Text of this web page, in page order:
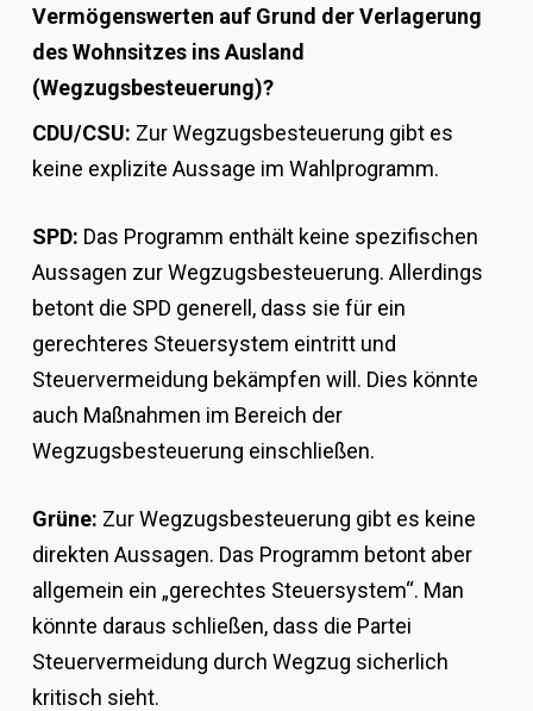
Vermögenswerten auf Grund der Verlagerung
des Wohnsitzes ins Ausland
(Wegzugsbesteuerung)?
CDU/CSU: Zur Wegzugsbesteuerung gibt es
keine explizite Aussage im Wahlprogramm.
SPD: Das Programm enthält keine spezifischen
Aussagen zur Wegzugsbesteuerung. Allerdings
betont die SPD generell, dass sie für ein
gerechteres Steuersystem eintritt und
Steuervermeidung bekämpfen will. Dies könnte
auch Maßnahmen im Bereich der
Wegzugsbesteuerung einschließen.
Grüne: Zur Wegzugsbesteuerung gibt es keine
direkten Aussagen. Das Programm betont aber
allgemein ein „gerechtes Steuersystem“. Man
könnte daraus schließen, dass die Partei
Steuervermeidung durch Wegzug sicherlich
kritisch sieht.